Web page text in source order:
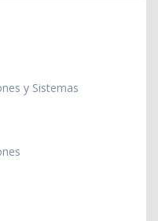
y Sistemas